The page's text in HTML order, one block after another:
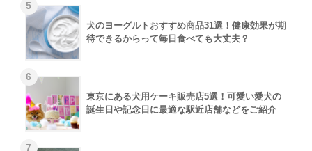
犬のヨーグルトおすすめ商品31選！健康効果が期
待できるからって毎日食べても大丈夫？
東京にある犬用ケーキ販売店5選！可愛い愛犬の
誕生日や記念日に最適な駅近店舗などをご紹介